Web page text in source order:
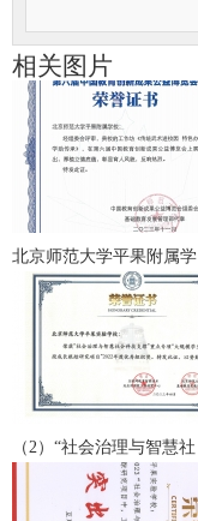
相关图片
北京师范大学平果附属学
（2）“社会治理与智慧社